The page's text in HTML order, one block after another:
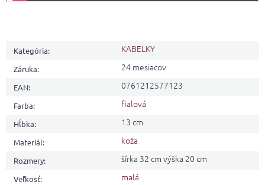
Kategória: KABELKY
Záruka: 24 mesiacov
EAN: 0761212577123
Farba: fialová
Hĺbka: 13 cm
Materiál: koža
Rozmery: šírka 32 cm výška 20 cm
Veľkosť: malá